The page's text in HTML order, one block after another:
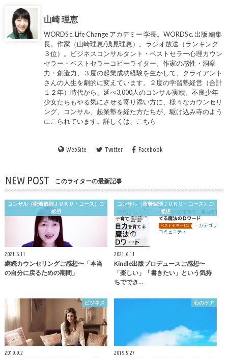
山崎 理恵
WORDS c. Life Change アカデミー 学長。WORDS c. 出版 編集
長。作家（山崎理恵/浅見理恵）。ラジオ放送（ランキング
３位）。ビジネスコンサルタント・ベストセラー心理カウン
セラー・ベストセラーコピーライター。作家の感性・洞察
力・創造力、３度の起業成功経験を生かして、クライアント
さんの人生を劇的に変えています。２度の学習塾経営（合計
１２年）時代から、延べ3,000人のコンサル実績。不良少年
少女たちもやる気にさせる寄り添い方に、様々なカウンセリ
ング、コンサル、起業塾を経た方たちが、駆け込み寺のよう
にこられています。詳しくは、
こちら
WebSite Twitter Facebook
NEW POST このライターの最新記事
コンサル（密着個別ＪＵＫＵ・コース）ご
感想
2021.6.11
継続カウンセリングご感想〜「本当
の自分に戻るための期間」
コンサル（密着個別ＪＵＫＵ・コース）ご
感想
2021.6.11
Kindle出版プロデュースご感想〜
「楽しい」「書きたい」という気持
ちででき…
ビジネス
2019.9.2
心のケア
2019.5.27